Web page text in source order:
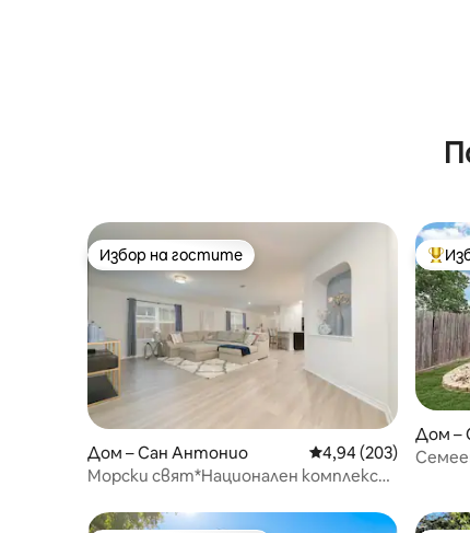
Избор на гостите
Избор на гостите
Дом – Сан Антонио Средна оценка:
4,94 (203)
Морски свят*Национален комплекс
Най-
Дом –